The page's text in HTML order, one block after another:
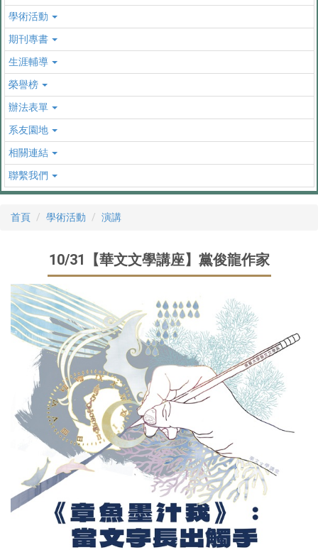
學術活動
期刊專書
生涯輔導
榮譽榜
辦法表單
系友園地
相關連結
聯繫我們
首頁 學術活動 演講
10/31【華文文學講座】黨俊龍作家